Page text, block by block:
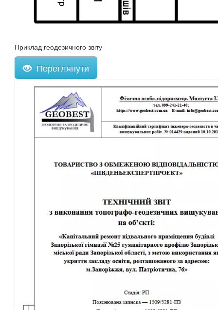
Приклад геодезичного звіту
Переглянути